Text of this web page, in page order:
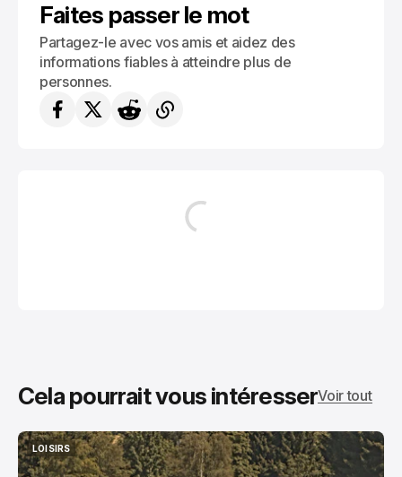
Faites passer le mot
Partagez-le avec vos amis et aidez des
informations fiables à atteindre plus de
personnes.
Cela pourrait vous intéresserVoir tout
LOISIRS
LOISIRS